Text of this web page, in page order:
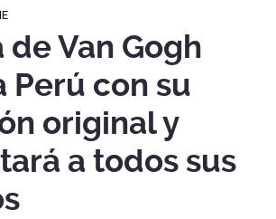
de Van Gogh
Perú con su
original y
a todos sus